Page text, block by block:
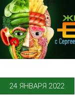
24 ЯНВАРЯ 2022